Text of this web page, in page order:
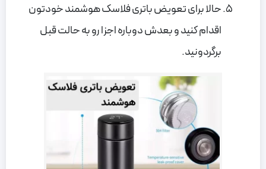
حالا برای تعویض باتری فلاسک هوشمند خودتون
اقدام کنید و بعدش دوباره اجزا رو به حالت قبل
برگردونید.